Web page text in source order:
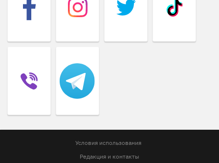
Условия использования
Редакция и контакты